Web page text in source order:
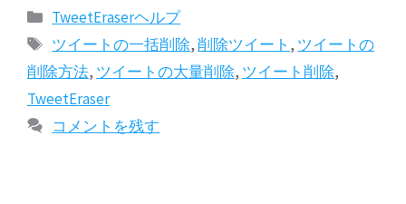
カ
テ
ゴ
リ
ー
TweetEraserヘルプ
タ
グ
ツイートの一括削除,削除ツイート , ツイートの
削除方法, ツイートの大量削除, ツイート削除,
TweetEraser
コメントを残す